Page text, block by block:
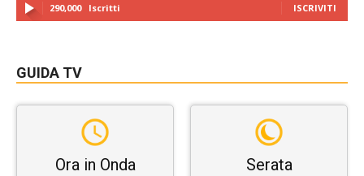
290,000 Iscritti ISCRIVITI
GUIDA TV
Ora in Onda Serata